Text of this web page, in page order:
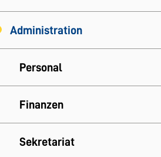
Administration
Personal
Finanzen
Sekretariat